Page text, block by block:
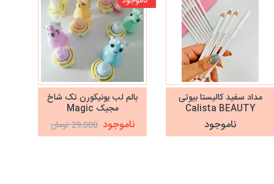
مداد سفید کالیستا بیوتی
Calista BEAUTY
ناموجود
بالم لب یونیکورن تک شاخ
مجیک Magic
ناموجود 29,000 تومان